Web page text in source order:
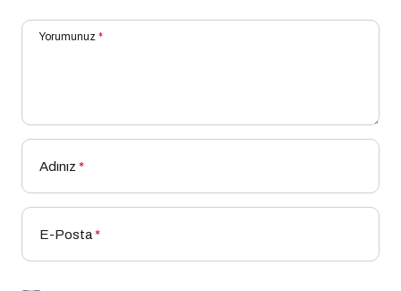
Yorumunuz *
Adınız *
E-Posta*